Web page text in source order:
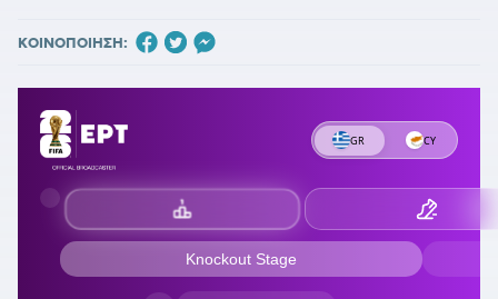
ΚΟΙΝΟΠΟΙΗΣΗ: